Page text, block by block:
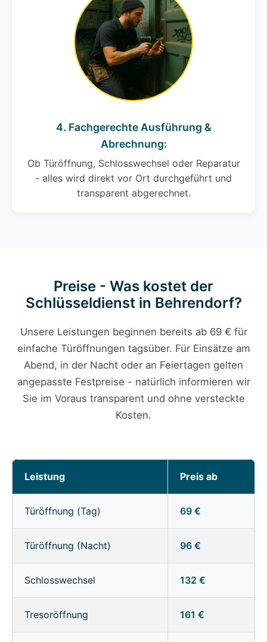
4. Fachgerechte Ausführung &
Abrechnung:
Ob Türöffnung, Schlosswechsel oder Reparatur
- alles wird direkt vor Ort durchgeführt und
transparent abgerechnet.
Preise - Was kostet der
Schlüsseldienst in Behrendorf?
Unsere Leistungen beginnen bereits ab 69 € für
einfache Türöffnungen tagsüber. Für Einsätze am
Abend, in der Nacht oder an Feiertagen gelten
angepasste Festpreise - natürlich informieren wir
Sie im Voraus transparent und ohne versteckte
Kosten.
Leistung Preis ab
Türöffnung (Tag) 69 €
Türöffnung (Nacht) 96 €
Schlosswechsel 132 €
Tresoröffnung 161 €